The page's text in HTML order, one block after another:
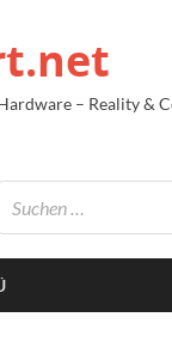
– Reality &